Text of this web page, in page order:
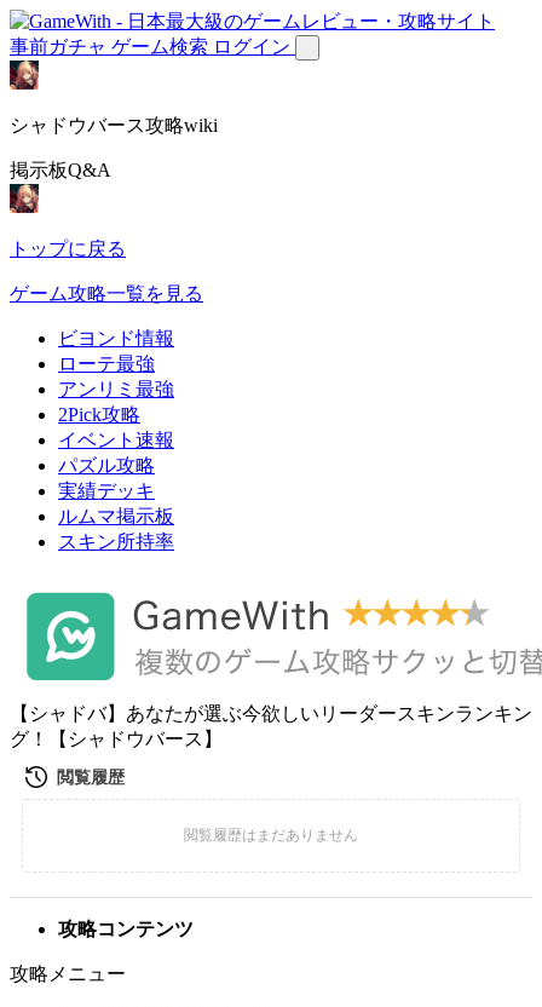
事前ガチャ ゲーム検索 ログイン
シャドウバース攻略wiki
掲示板Q&A
トップに戻る
ゲーム攻略一覧を見る
ビヨンド情報
ローテ最強
アンリミ最強
2Pick攻略
イベント速報
パズル攻略
実績デッキ
ルムマ掲示板
スキン所持率
【シャドバ】あなたが選ぶ今欲しいリーダースキンランキン
グ！【シャドウバース】
攻略コンテンツ
攻略メニュー